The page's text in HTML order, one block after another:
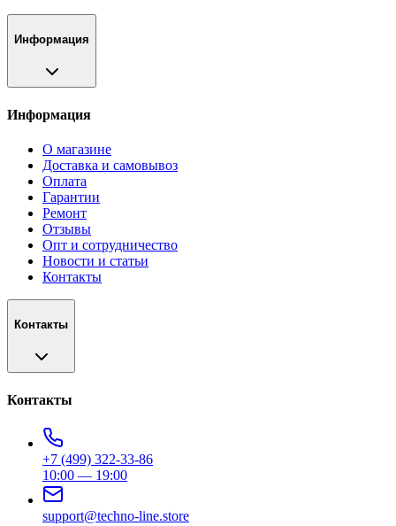
Информация
Информация
О магазине
Доставка и самовывоз
Оплата
Гарантии
Ремонт
Отзывы
Опт и сотрудничество
Новости и статьи
Контакты
Контакты
Контакты
+7 (499) 322-33-86
10:00 — 19:00
support@techno-line.store